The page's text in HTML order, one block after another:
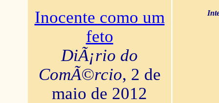
Inocente como um
feto
DiÃ¡rio do
ComÃ©rcio, 2 de
maio de 2012